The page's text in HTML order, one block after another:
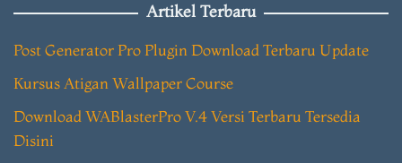
Artikel Terbaru
Post Generator Pro Plugin Download Terbaru Update
Kursus Atigan Wallpaper Course
Download WABlasterPro V.4 Versi Terbaru Tersedia
Disini